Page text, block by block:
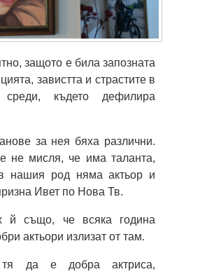
защото е била запозната
завистта и страстите в
среди, където дефилира
за нея бяха различни.
не мисля, че има таланта,
нашия род няма актьор и
Ивет по Нова Тв.
й също, че всяка година
актьори излизат от там.
да е добра актриса,